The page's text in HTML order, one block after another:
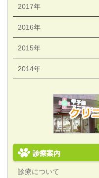
2017年
2016年
2015年
2014年
診療案内
診療について